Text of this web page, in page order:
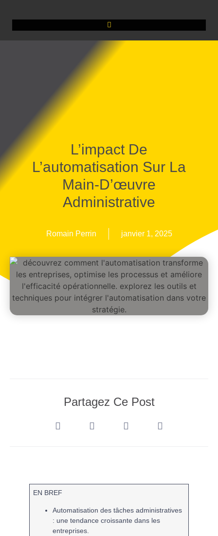
L’impact De
L’automatisation Sur La
Main-D’œuvre
Administrative
Romain Perrin janvier 1, 2025
Partagez Ce Post
EN BREF
Automatisation des tâches administratives
: une tendance croissante dans les
entreprises.